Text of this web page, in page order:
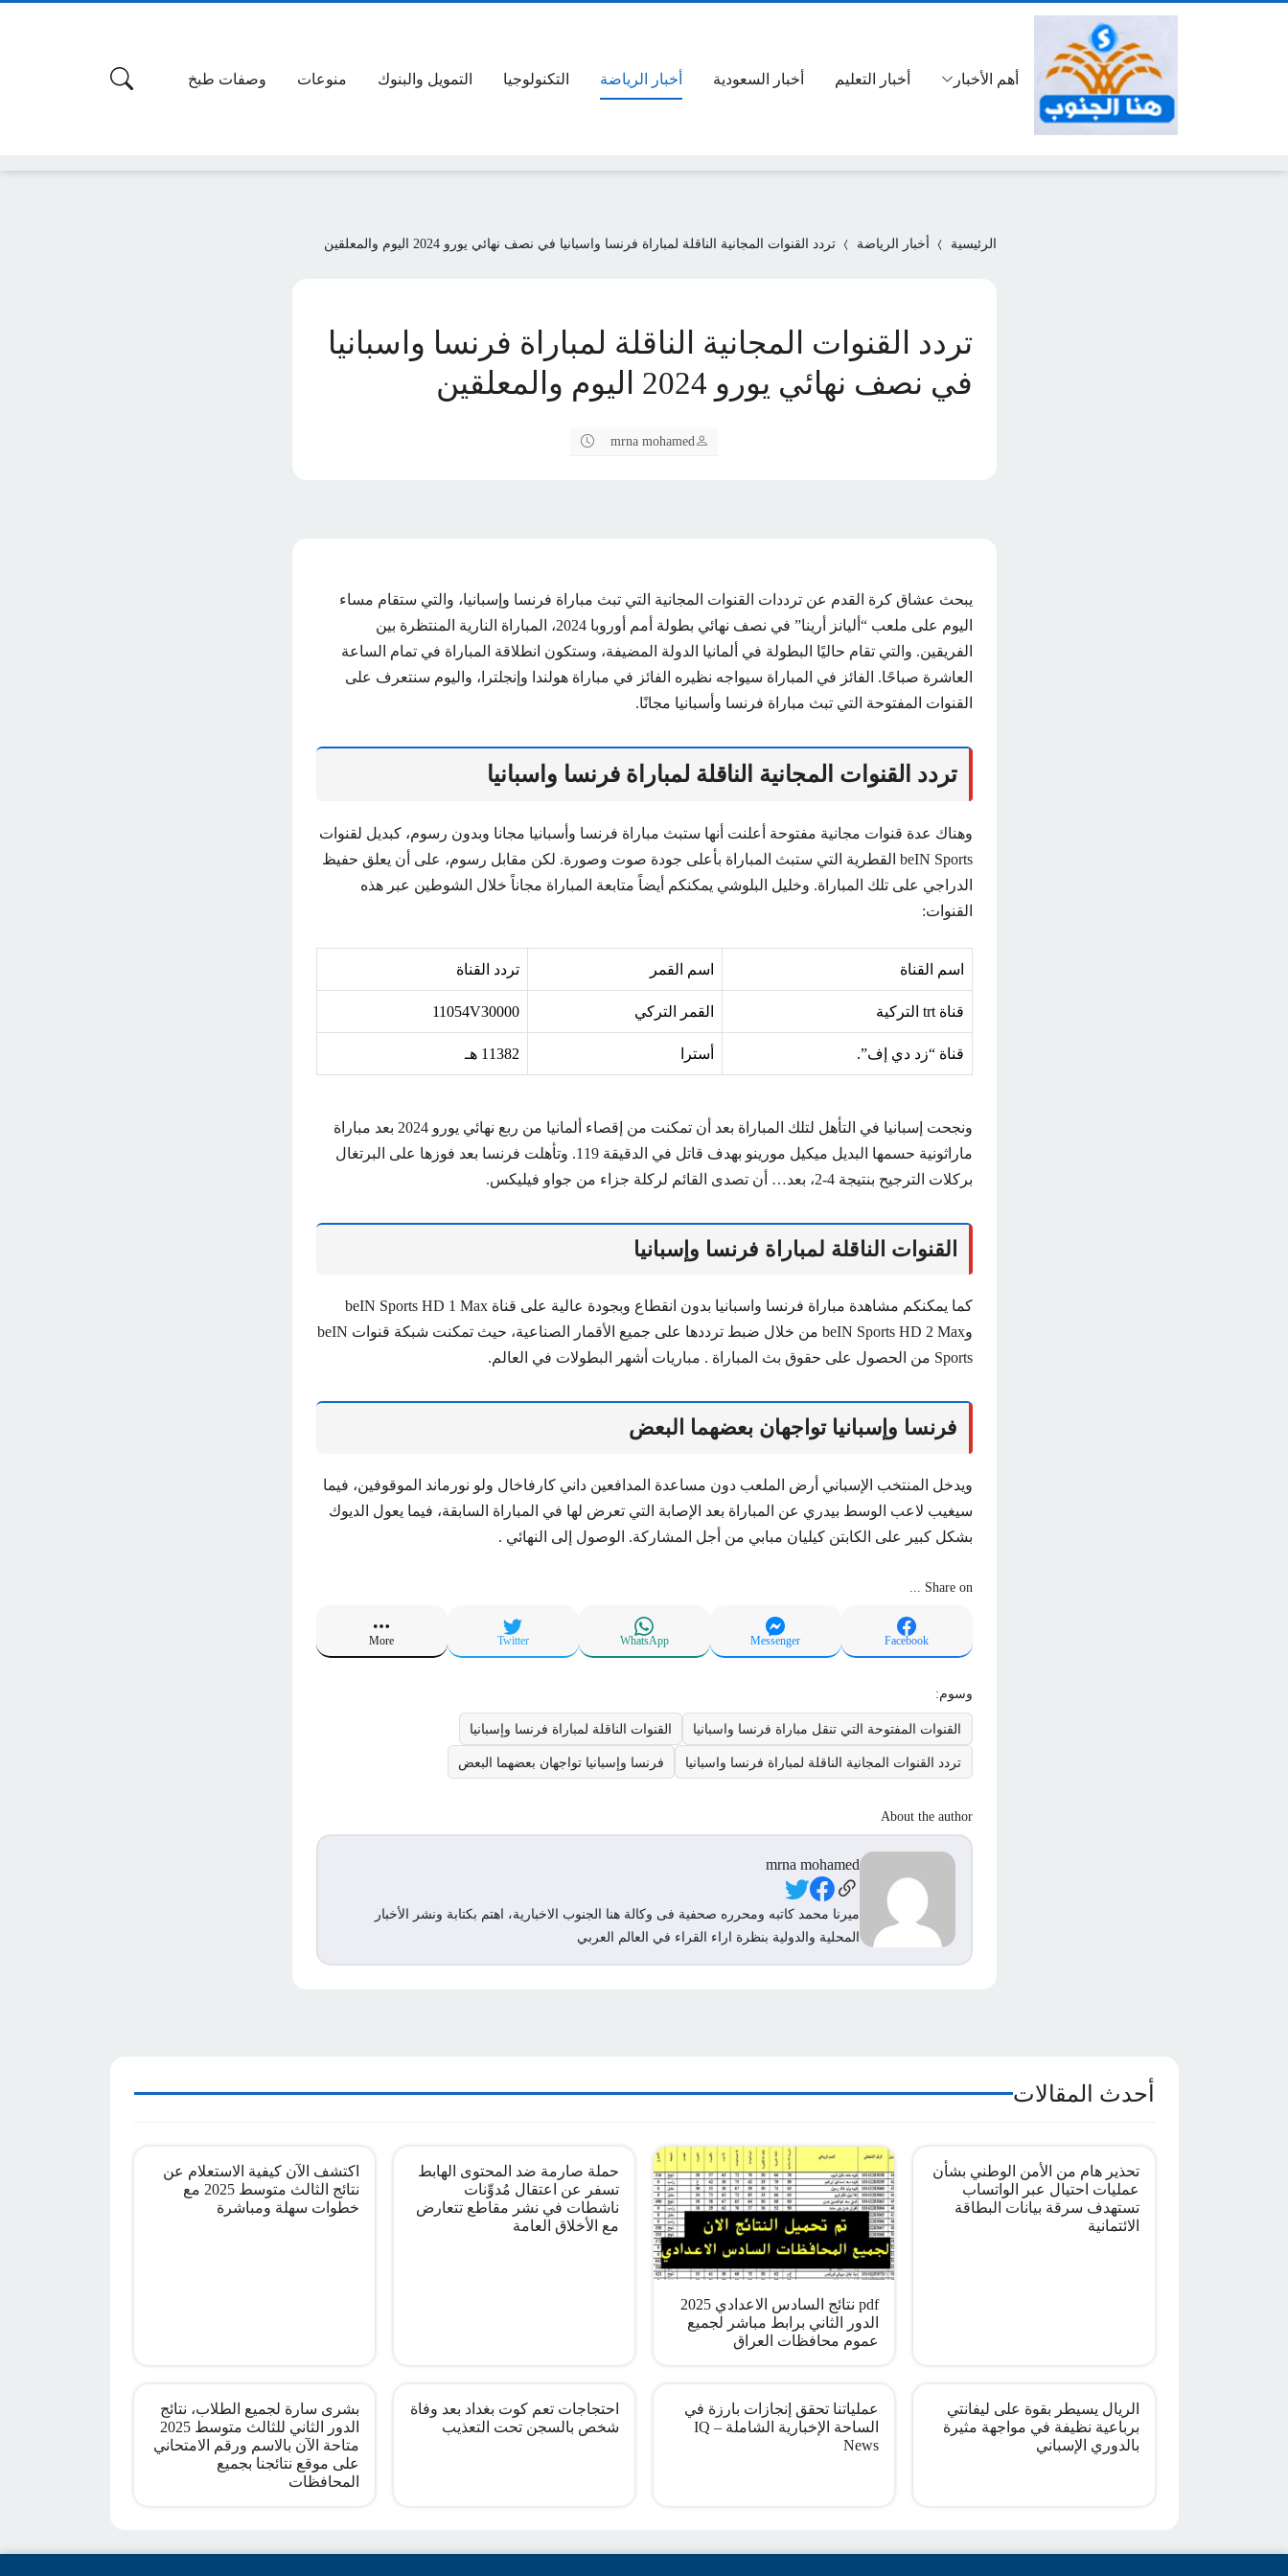
أهم الأخبار أخبار التعليم أخبار السعودية أخبار الرياضة التكنولوجيا التمويل والبنوك منوعات وصفات طبخ
الرئيسية أخبار الرياضة تردد القنوات المجانية الناقلة لمباراة فرنسا واسبانيا في نصف نهائي يورو 2024 اليوم والمعلقين
تردد القنوات المجانية الناقلة لمباراة فرنسا واسبانيا
في نصف نهائي يورو 2024 اليوم والمعلقين
mrna mohamed
يبحث عشاق كرة القدم عن ترددات القنوات المجانية التي تبث مباراة فرنسا وإسبانيا، والتي ستقام مساء
اليوم على ملعب “أليانز أرينا” في نصف نهائي بطولة أمم أوروبا 2024، المباراة النارية المنتظرة بين
الفريقين. والتي تقام حاليًا البطولة في ألمانيا الدولة المضيفة، وستكون انطلاقة المباراة في تمام الساعة
العاشرة صباحًا. الفائز في المباراة سيواجه نظيره الفائز في مباراة هولندا وإنجلترا، واليوم سنتعرف على
القنوات المفتوحة التي تبث مباراة فرنسا وأسبانيا مجانًا.
تردد القنوات المجانية الناقلة لمباراة فرنسا واسبانيا
وهناك عدة قنوات مجانية مفتوحة أعلنت أنها ستبث مباراة فرنسا وأسبانيا مجانا وبدون رسوم، كبديل لقنوات
beIN Sports القطرية التي ستبث المباراة بأعلى جودة صوت وصورة. لكن مقابل رسوم، على أن يعلق حفيظ
الدراجي على تلك المباراة. وخليل البلوشي يمكنكم أيضاً متابعة المباراة مجاناً خلال الشوطين عبر هذه
القنوات:
اسم القناة اسم القمر تردد القناة
قناة trt التركية القمر التركي 11054V30000
قناة “زد دي إف”. أسترا 11382 هـ
ونجحت إسبانيا في التأهل لتلك المباراة بعد أن تمكنت من إقصاء ألمانيا من ربع نهائي يورو 2024 بعد مباراة
ماراثونية حسمها البديل ميكيل مورينو بهدف قاتل في الدقيقة 119. وتأهلت فرنسا بعد فوزها على البرتغال
بركلات الترجيح بنتيجة 4-2، بعد… أن تصدى القائم لركلة جزاء من جواو فيليكس.
القنوات الناقلة لمباراة فرنسا وإسبانيا
كما يمكنكم مشاهدة مباراة فرنسا واسبانيا بدون انقطاع وبجودة عالية على قناة beIN Sports HD 1 Max
وbeIN Sports HD 2 Max من خلال ضبط ترددها على جميع الأقمار الصناعية، حيث تمكنت شبكة قنوات beIN
Sports من الحصول على حقوق بث المباراة . مباريات أشهر البطولات في العالم.
فرنسا وإسبانيا تواجهان بعضهما البعض
ويدخل المنتخب الإسباني أرض الملعب دون مساعدة المدافعين داني كارفاخال ولو نورماند الموقوفين، فيما
سيغيب لاعب الوسط بيدري عن المباراة بعد الإصابة التي تعرض لها في المباراة السابقة، فيما يعول الديوك
بشكل كبير على الكابتن كيليان مبابي من أجل المشاركة. الوصول إلى النهائي .
Share on ...
Facebook
Messenger
WhatsApp
Twitter
More
وسوم:
القنوات المفتوحة التي تنقل مباراة فرنسا واسبانيا القنوات الناقلة لمباراة فرنسا وإسبانيا
تردد القنوات المجانية الناقلة لمباراة فرنسا واسبانيا فرنسا وإسبانيا تواجهان بعضهما البعض
About the author
mrna mohamed
Social Links
ميرنا محمد كاتبه ومحرره صحفية فى وكالة هنا الجنوب الاخبارية، اهتم بكتابة ونشر الأخبار
المحلية والدولية بنظرة اراء القراء في العالم العربي
أحدث المقالات
تحذير هام من الأمن الوطني بشأن
عمليات احتيال عبر الواتساب
تستهدف سرقة بيانات البطاقة
الائتمانية
pdf نتائج السادس الاعدادي 2025
الدور الثاني برابط مباشر لجميع
عموم محافظات العراق
حملة صارمة ضد المحتوى الهابط
تسفر عن اعتقال مُدوِّنات
ناشطات في نشر مقاطع تتعارض
مع الأخلاق العامة
اكتشف الآن كيفية الاستعلام عن
نتائج الثالث متوسط 2025 مع
خطوات سهلة ومباشرة
الريال يسيطر بقوة على ليفانتي
برباعية نظيفة في مواجهة مثيرة
بالدوري الإسباني
عملياتنا تحقق إنجازات بارزة في
الساحة الإخبارية الشاملة – IQ
News
احتجاجات تعم كوت بغداد بعد وفاة
شخص بالسجن تحت التعذيب
بشرى سارة لجميع الطلاب، نتائج
الدور الثاني للثالث متوسط 2025
متاحة الآن بالاسم ورقم الامتحاني
على موقع نتائجنا بجميع
المحافظات